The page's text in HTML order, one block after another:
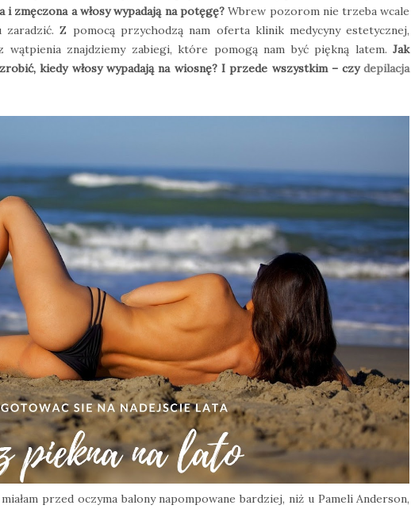
zmęczona a włosy wypadają na potęgę?Wbrew pozorom nie trzeba wcale
zaradzić. Z pomocą przychodzą nam oferta klinik medycyny estetycznej,
znajdziemy zabiegi, które pomogą nam być piękną latem.Jak
kiedy włosy wypadają na wiosnę? I przede wszystkim – czydepilacja
przed oczyma balony napompowane bardziej, niż u Pameli Anderson,